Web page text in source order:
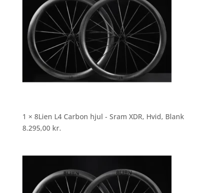
1 × 8Lien L4 Carbon hjul - Sram XDR, Hvid, Blank
8.295,00 kr.